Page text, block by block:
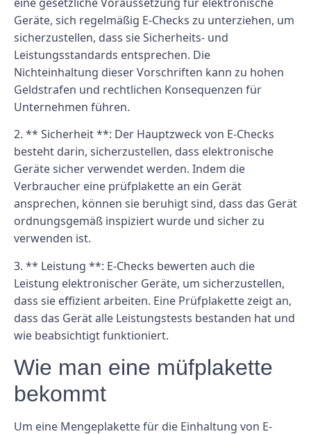
Geräte, sich regelmäßig E-Checks zu unterziehen, um
sicherzustellen, dass sie Sicherheits- und
Leistungsstandards entsprechen. Die
Nichteinhaltung dieser Vorschriften kann zu hohen
Geldstrafen und rechtlichen Konsequenzen für
Unternehmen führen.
2. ** Sicherheit **: Der Hauptzweck von E-Checks
besteht darin, sicherzustellen, dass elektronische
Geräte sicher verwendet werden. Indem die
Verbraucher eine prüfplakette an ein Gerät
ansprechen, können sie beruhigt sind, dass das Gerät
ordnungsgemäß inspiziert wurde und sicher zu
verwenden ist.
3. ** Leistung **: E-Checks bewerten auch die
Leistung elektronischer Geräte, um sicherzustellen,
dass sie effizient arbeiten. Eine Prüfplakette zeigt an,
dass das Gerät alle Leistungstests bestanden hat und
wie beabsichtigt funktioniert.
Wie man eine müfplakette
bekommt
Um eine Mengeplakette für die Einhaltung von E-